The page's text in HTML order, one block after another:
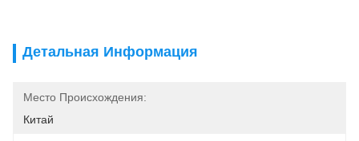
Детальная Информация
Место Происхождения:
Китай